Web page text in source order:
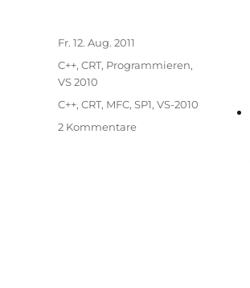
Veröffentlicht
Fr. 12. Aug. 2011
Kategorien
C++, CRT, Programmieren,
VS 2010
Schlagwörter
C++, CRT, MFC, SP1, VS-2010
2 Kommentarezu